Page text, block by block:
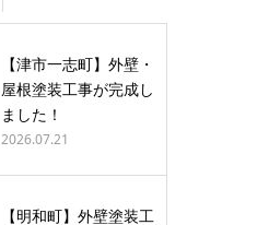
【津市一志町】外壁・
屋根塗装工事が完成し
ました！
2026.07.21
【明和町】外壁塗装工